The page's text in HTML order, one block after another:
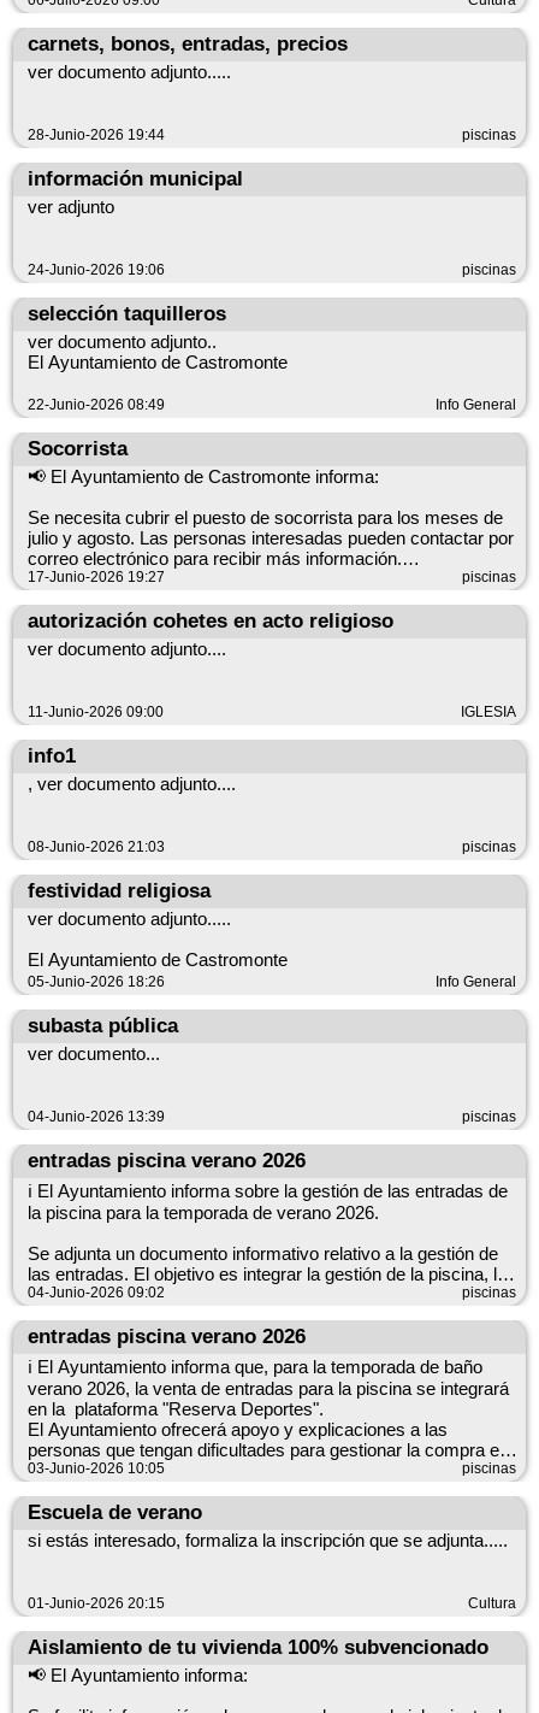
el Pez; Calle Cid; Calle La Fuente
carnets, bonos, entradas, precios
ver documento adjunto.....
28-Junio-2026 19:44 piscinas
información municipal
ver adjunto
24-Junio-2026 19:06 piscinas
selección taquilleros
ver documento adjunto..
El Ayuntamiento de Castromonte
22-Junio-2026 08:49 Info General
Socorrista
📢 El Ayuntamiento de Castromonte informa:
Se necesita cubrir el puesto de socorrista para los meses de
julio y agosto. Las personas interesadas pueden contactar por
correo electrónico para recibir más información.
Puesto: socorrista Periodo: meses de julio y agosto Contacto:
EMAIL: correocastromonte@gmail.com
Por favor, envíe sus consultas exclusivamente al correo
17-Junio-2026 19:27 piscinas
autorización cohetes en acto religioso
ver documento adjunto....
11-Junio-2026 09:00 IGLESIA
info1
, ver documento adjunto....
08-Junio-2026 21:03 piscinas
festividad religiosa
ver documento adjunto.....
El Ayuntamiento de Castromonte
05-Junio-2026 18:26 Info General
subasta pública
ver documento...
04-Junio-2026 13:39 piscinas
entradas piscina verano 2026
ℹ️ El Ayuntamiento informa sobre la gestión de las entradas de
la piscina para la temporada de verano 2026.
Se adjunta un documento informativo relativo a la gestión de
las entradas. El objetivo es integrar la gestión de la piscina, las
actividades deportivas y la compra de entradas para eventos
Seguiremos informando con detalles sobre fechas, horarios y
el procedimiento de compra cuando estén disponibles.
04-Junio-2026 09:02 piscinas
entradas piscina verano 2026
ℹ️ El Ayuntamiento informa que, para la temporada de baño
verano 2026, la venta de entradas para la piscina se integrará
en la plataforma "Reserva Deportes".
El Ayuntamiento ofrecerá apoyo y explicaciones a las
personas que tengan dificultades para gestionar la compra en
la plataforma.
https://www.castromonte.es/deportes/#piscina
03-Junio-2026 10:05 piscinas
Escuela de verano
si estás interesado, formaliza la inscripción que se adjunta.....
01-Junio-2026 20:15 Cultura
Aislamiento de tu vivienda 100% subvencionado
📢 El Ayuntamiento informa: